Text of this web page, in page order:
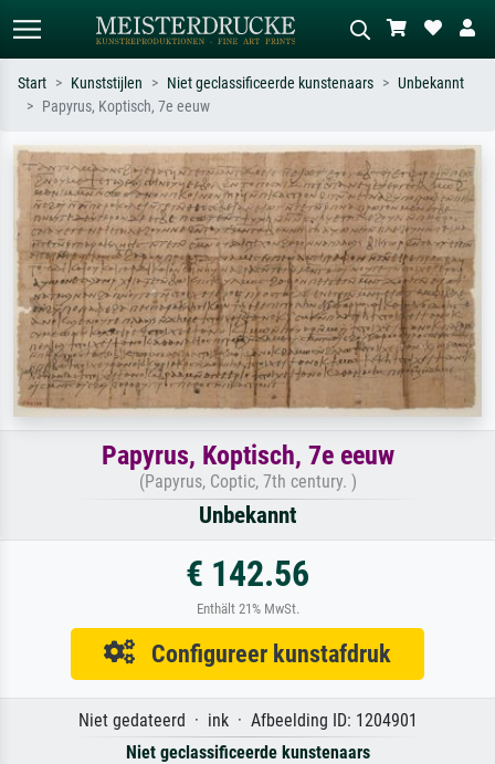
Zoek op kunstenaar, titel of stijl – bijv.
Monet, Sterrennacht, impressionisme,
Hokusai-golf, naakt.
Beschrijf de scène – bijv. groene
weide, abstract met veel rood, donker
olieverfschilderij, staand naakt naast
een boom.
Start Kunststijlen Niet geclassificeerde kunstenaars
Unbekannt
Papyrus, Koptisch, 7e eeuw
Papyrus, Koptisch, 7e eeuw
(Papyrus, Coptic, 7th century. )
Unbekannt
€ 142.56
Enthält 21% MwSt.
Configureer kunstafdruk
Niet gedateerd · ink · Afbeelding ID: 1204901
Niet geclassificeerde kunstenaars